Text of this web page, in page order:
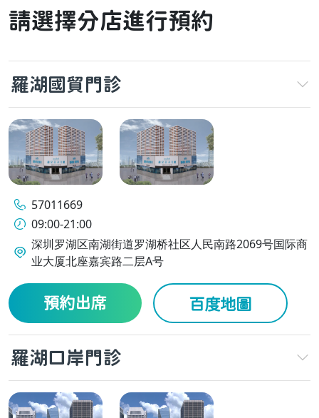
請選擇分店進行預約
羅湖國貿門診
57011669
09:00-21:00
深圳罗湖区南湖街道罗湖桥社区人民南路2069号国际商
业大厦北座嘉宾路二层A号
預約出席 百度地圖
羅湖口岸門診